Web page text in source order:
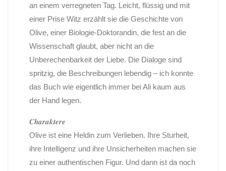
an einem verregneten Tag. Leicht, flüssig und mit
einer Prise Witz erzählt sie die Geschichte von
Olive, einer Biologie-Doktorandin, die fest an die
Wissenschaft glaubt, aber nicht an die
Unberechenbarkeit der Liebe. Die Dialoge sind
spritzig, die Beschreibungen lebendig – ich konnte
das Buch wie eigentlich immer bei Ali kaum aus
der Hand legen.
𝑪𝒉𝒂𝒓𝒂𝒌𝒕𝒆𝒓𝒆
Olive ist eine Heldin zum Verlieben. Ihre Sturheit,
ihre Intelligenz und ihre Unsicherheiten machen sie
zu einer authentischen Figur. Und dann ist da noch